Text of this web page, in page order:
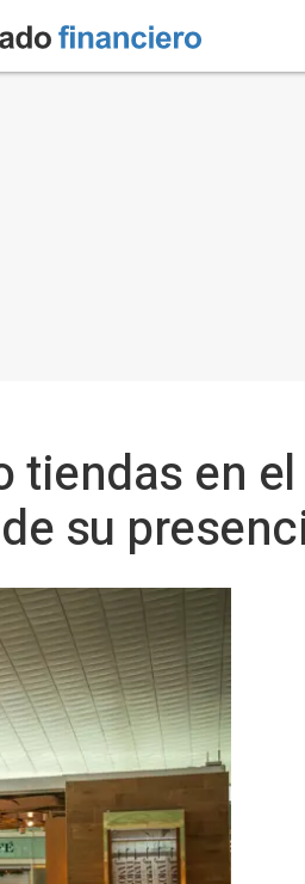
tiendas en
su